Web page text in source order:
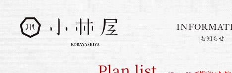
お知らせ